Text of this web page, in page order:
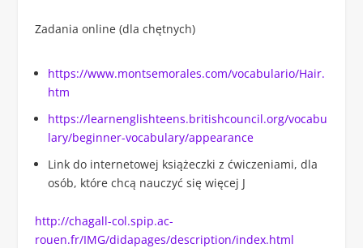
Zadania online (dla chętnych)
https://www.montsemorales.com/vocabulario/Hair.
htm
https://learnenglishteens.britishcouncil.org/vocabu
lary/beginner-vocabulary/appearance
Link do internetowej książeczki z ćwiczeniami, dla
osób, które chcą nauczyć się więcej J
http://chagall-col.spip.ac-
rouen.fr/IMG/didapages/description/index.html